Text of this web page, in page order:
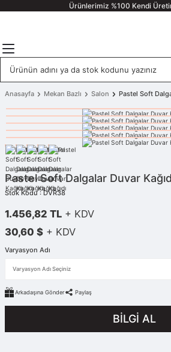
Ürünlerimiz %100 Kendi
Anasayfa Mekan Bazlı Salon Pastel Soft
Pastel Soft Dalgalar Duvar
Stok Kodu : DVR38
1.456,82 TL + KDV
30,60 $ + KDV
Varyasyon Adı
Arkadaşına Gönder Paylaş
BİLGİ AL